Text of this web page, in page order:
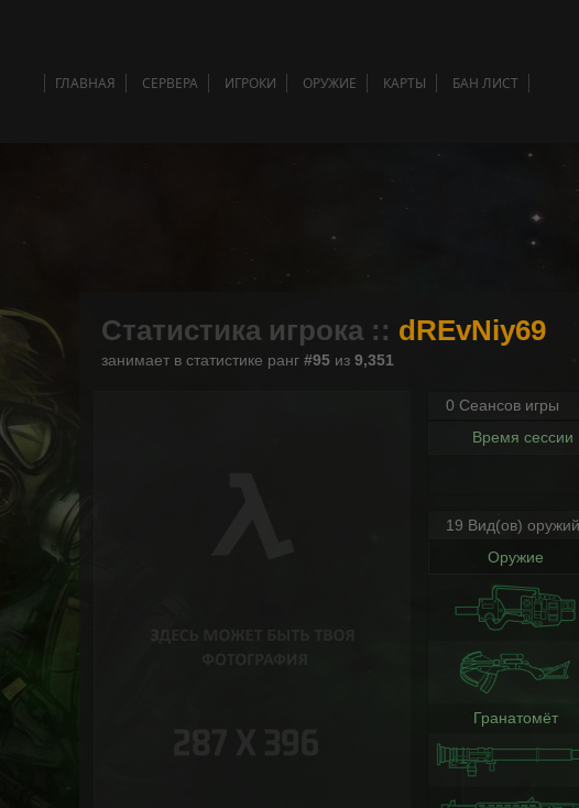
ГЛАВНАЯ СЕРВЕРА ИГРОКИ ОРУЖИЕ КАРТЫ БАН ЛИСТ
Статистика игрока :: dREvNiy69
занимает в статистике ранг #95из 9,351
0 Сеансов игры
Время сессии
19 Вид(ов)
Оружие
Гранатомёт